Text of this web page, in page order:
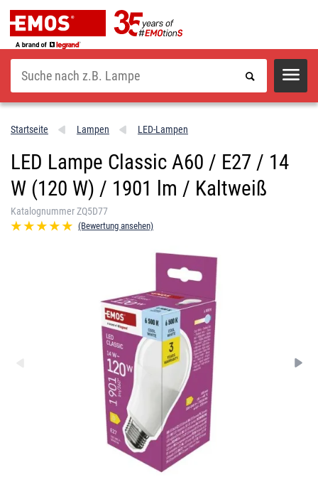
Suche
Startseite Lampen LED-Lampen
LED Lampe Classic A60 / E27 / 14
W (120 W) / 1901 lm / Kaltweiß
Katalognummer ZQ5D77
(Bewertung ansehen)